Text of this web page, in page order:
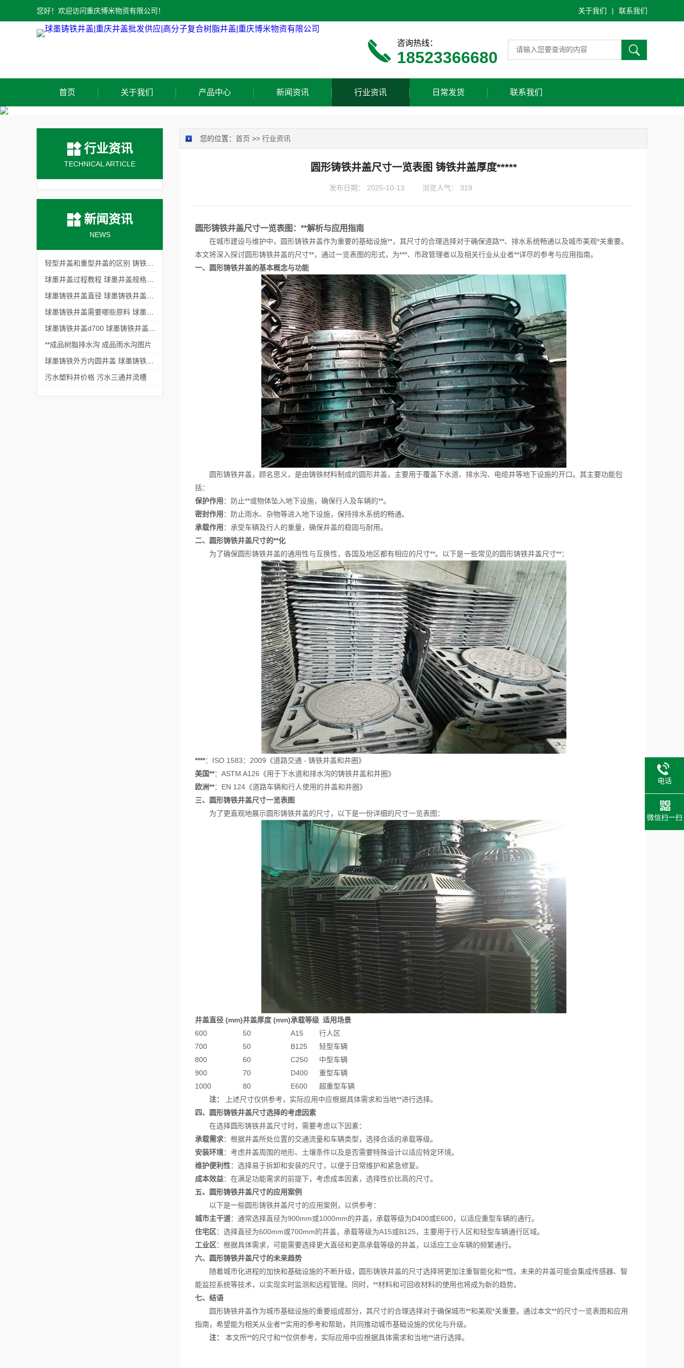
您好！欢迎访问重庆博米物资有限公司！ 关于我们 | 联系我们
咨询热线：
18523366680
首页 关于我们 产品中心 新闻资讯 行业资讯 日常发货 联系我们
行业资讯
TECHNICAL ARTICLE
新闻资讯
NEWS
**成品树脂排水沟 成品雨水沟图片
污水塑料井价格 污水三通井流槽
您的位置： 首页 >> 行业资讯
圆形铸铁井盖尺寸一览表图 铸铁井盖厚度*****
发布日期： 2025-10-13 浏览人气： 319
圆形铸铁井盖尺寸一览表图：**解析与应用指南
在城市建设与维护中，圆形铸铁井盖作为重要的基础设施**，其尺寸的合理选择对于确保道路**、排水系统畅通以及城市美观*关重要。
本文将深入探讨圆形铸铁井盖的尺寸**，通过一览表图的形式，为***、市政管理者以及相关行业从业者**详尽的参考与应用指南。
一、圆形铸铁井盖的基本概念与功能
圆形铸铁井盖，顾名思义，是由铸铁材料制成的圆形井盖，主要用于覆盖下水道、排水沟、电缆井等地下设施的开口。其主要功能包
括：
保护作用 ：防止**或物体坠入地下设施，确保行人及车辆的**。
密封作用 ：防止雨水、杂物等进入地下设施，保持排水系统的畅通。
承载作用 ：承受车辆及行人的重量，确保井盖的稳固与耐用。
二、圆形铸铁井盖尺寸的**化
为了确保圆形铸铁井盖的通用性与互换性，各国及地区都有相应的尺寸**。以下是一些常见的圆形铸铁井盖尺寸**：
****：ISO 1583：2009《道路交通 - 铸铁井盖和井圈》
美国**：ASTM A126《用于下水道和排水沟的铸铁井盖和井圈》
欧洲**：EN 124《道路车辆和行人使用的井盖和井圈》
三、圆形铸铁井盖尺寸一览表图
为了更直观地展示圆形铸铁井盖的尺寸，以下是一份详细的尺寸一览表图：
井盖直径 (mm)井盖厚度 (mm)承载等级 适用场景
600
50 A15
行人区
700
50 B125
轻型车辆
800
60 C250
中型车辆
900
70 D400
重型车辆
1000
80 E600
超重型车辆
注：
上述尺寸仅供参考，实际应用中应根据具体需求和当地**进行选择。
四、圆形铸铁井盖尺寸选择的考虑因素
在选择圆形铸铁井盖尺寸时，需要考虑以下因素：
承载需求：根据井盖所处位置的交通流量和车辆类型，选择合适的承载等级。
安装环境：考虑井盖周围的地形、土壤条件以及是否需要特殊设计以适应特定环境。
维护便利性：选择易于拆卸和安装的尺寸，以便于日常维护和紧急修复。
成本效益：在满足功能需求的前提下，考虑成本因素，选择性价比高的尺寸。
五、圆形铸铁井盖尺寸的应用案例
以下是一些圆形铸铁井盖尺寸的应用案例，以供参考：
城市主干道：通常选择直径为900mm或1000mm的井盖，承载等级为D400或E600，以适应重型车辆的通行。
住宅区：选择直径为600mm或700mm的井盖，承载等级为A15或B125，主要用于行人区和轻型车辆通行区域。
工业区：根据具体需求，可能需要选择更大直径和更高承载等级的井盖，以适应工业车辆的频繁通行。
六、圆形铸铁井盖尺寸的未来趋势
随着城市化进程的加快和基础设施的不断升级，圆形铸铁井盖的尺寸选择将更加注重智能化和**性。未来的井盖可能会集成传感器、智
能监控系统等技术，以实现实时监测和远程管理。同时，**材料和可回收材料的使用也将成为新的趋势。
七、结语
圆形铸铁井盖作为城市基础设施的重要组成部分，其尺寸的合理选择对于确保城市**和美观*关重要。通过本文**的尺寸一览表图和应用
指南，希望能为相关从业者**实用的参考和帮助，共同推动城市基础设施的优化与升级。
注：
本文所**的尺寸和**仅供参考，实际应用中应根据具体需求和当地**进行选择。
电话
微信扫一扫